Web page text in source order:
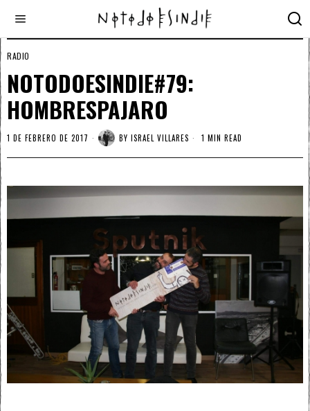
RADIO
NOTODOESINDIE#79:
HOMBRESPAJARO
1 DE FEBRERO DE 2017 BY ISRAEL VILLARES 1 MIN READ